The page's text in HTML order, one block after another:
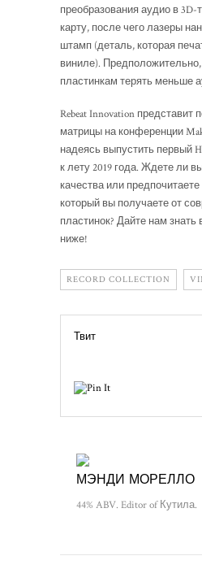
преобразования аудио в
карту, после чего лазеры
штамп (деталь, которая
виниле).
пластинкам терять меньше
Rebeat Innovation представит
матрицы на конференции
надеясь выпустить первый
к лету 2019 года. Ждете ли
качества или предпочитаете
который вы получаете от
пластинок? Дайте нам знать
ниже!
RECORD COLLECTION
Твит
МЭНДИ МОРЕЛЛО
44% ABV. Editor of Кутила.